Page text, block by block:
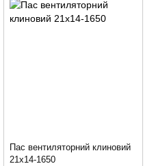
Пас вентиляторний клиновий
21х14-1650